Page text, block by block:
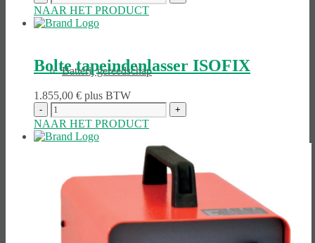
Batterij gereedschap
NAAR HET PRODUCT
Bolte tapeindenlasser ISOFIX
1.855,00 € plus BTW
NAAR HET PRODUCT